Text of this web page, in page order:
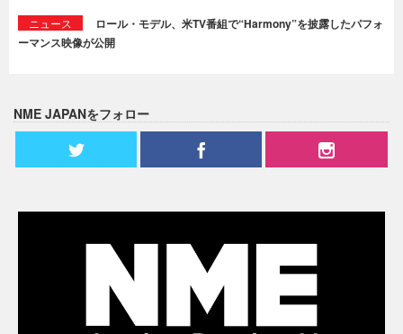
ニュース
ロール・モデル、米TV番組で“Harmony”を披露したパフォ
ーマンス映像が公開
NME JAPANをフォロー